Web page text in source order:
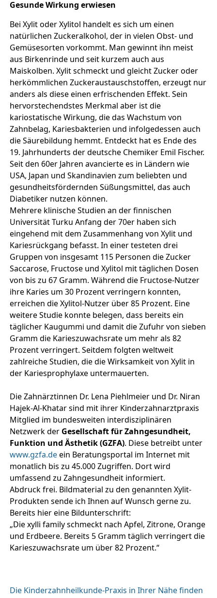
Gesunde Wirkung erwiesen
Bei Xylit oder Xylitol handelt es sich um einen
natürlichen Zuckeralkohol, der in vielen Obst- und
Gemüsesorten vorkommt. Man gewinnt ihn meist
aus Birkenrinde und seit kurzem auch aus
Maiskolben. Xylit schmeckt und gleicht Zucker oder
herkömmlichen Zuckeraustauschstoffen, erzeugt nur
anders als diese einen erfrischenden Effekt. Sein
hervorstechendstes Merkmal aber ist die
kariostatische Wirkung, die das Wachstum von
Zahnbelag, Kariesbakterien und infolgedessen auch
die Säurebildung hemmt. Entdeckt hat es Ende des
19. Jahrhunderts der deutsche Chemiker Emil Fischer.
Seit den 60er Jahren avancierte es in Ländern wie
USA, Japan und Skandinavien zum beliebten und
gesundheitsfördernden Süßungsmittel, das auch
Diabetiker nutzen können.
Mehrere klinische Studien an der finnischen
Universität Turku Anfang der 70er haben sich
eingehend mit dem Zusammenhang von Xylit und
Kariesrückgang befasst. In einer testeten drei
Gruppen von insgesamt 115 Personen die Zucker
Saccarose, Fructose und Xylitol mit täglichen Dosen
von bis zu 67 Gramm. Während die Fructose-Nutzer
ihre Karies um 30 Prozent verringern konnten,
erreichen die Xylitol-Nutzer über 85 Prozent. Eine
weitere Studie konnte belegen, dass bereits ein
täglicher Kaugummi und damit die Zufuhr von sieben
Gramm die Karieszuwachsrate um mehr als 82
Prozent verringert. Seitdem folgten weltweit
zahlreiche Studien, die die Wirksamkeit von Xylit in
der Kariesprophylaxe untermauerten.
Die Zahnärztinnen Dr. Lena Piehlmeier und Dr. Niran
Hajek-Al-Khatar sind mit ihrer Kinderzahnarztpraxis
Mitglied im bundesweiten interdisziplinären
Netzwerk der Gesellschaft für Zahngesundheit,
Funktion und Ästhetik (GZFA). Diese betreibt unter
www.gzfa.deein Beratungsportal im Internet mit
monatlich bis zu 45.000 Zugriffen. Dort wird
umfassend zu Zahngesundheit informiert.
Abdruck frei. Bildmaterial zu den genannten Xylit-
Produkten sende ich Ihnen auf Wunsch gerne zu.
Bereits hier eine Bildunterschrift:
„Die xylli family schmeckt nach Apfel, Zitrone, Orange
und Erdbeere. Bereits 5 Gramm täglich verringert die
Karieszuwachsrate um über 82 Prozent.“
Die Kinderzahnheilkunde-Praxis in Ihrer Nähe finden